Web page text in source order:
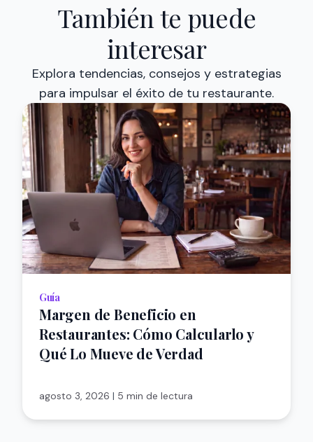
También te puede
interesar
Explora tendencias, consejos y estrategias
para impulsar el éxito de tu restaurante.
Guía
Margen de Beneficio en
Restaurantes: Cómo Calcularlo y
Qué Lo Mueve de Verdad
agosto 3, 2026 | 5 min de lectura